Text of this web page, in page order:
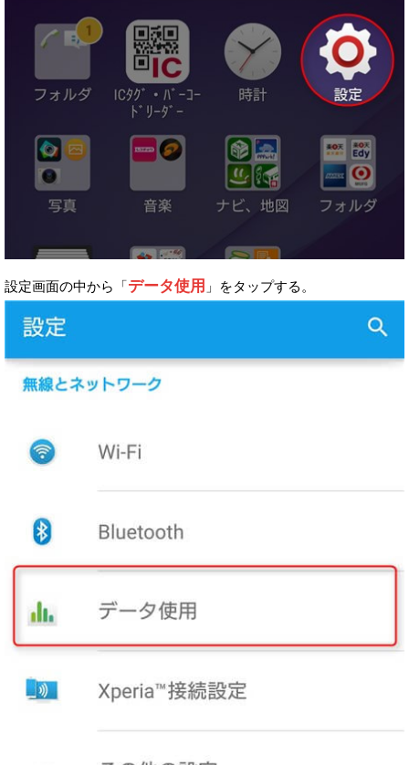
設定画面の中から「データ使用 」をタップする。